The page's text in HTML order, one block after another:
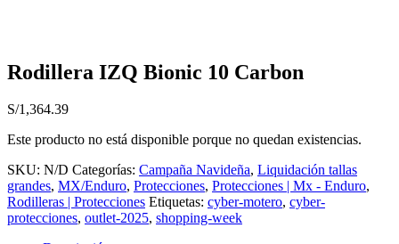
Rodillera IZQ Bionic 10 Carbon
S/1,364.39
Este producto no está disponible porque no quedan existencias.
SKU: N/D Categorías: Campaña Navideña, Liquidación tallas
grandes, MX/Enduro, Protecciones, Protecciones | Mx - Enduro,
Rodilleras | Protecciones Etiquetas: cyber-motero, cyber-
protecciones, outlet-2025, shopping-week